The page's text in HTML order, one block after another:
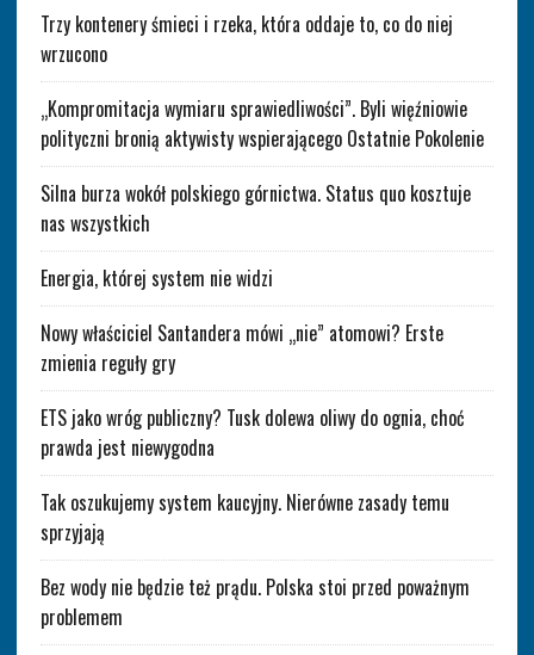
Trzy kontenery śmieci i rzeka, która oddaje to, co do niej
wrzucono
„Kompromitacja wymiaru sprawiedliwości”. Byli więźniowie
polityczni bronią aktywisty wspierającego Ostatnie Pokolenie
Silna burza wokół polskiego górnictwa. Status quo kosztuje
nas wszystkich
Energia, której system nie widzi
Nowy właściciel Santandera mówi „nie” atomowi? Erste
zmienia reguły gry
ETS jako wróg publiczny? Tusk dolewa oliwy do ognia, choć
prawda jest niewygodna
Tak oszukujemy system kaucyjny. Nierówne zasady temu
sprzyjają
Bez wody nie będzie też prądu. Polska stoi przed poważnym
problemem